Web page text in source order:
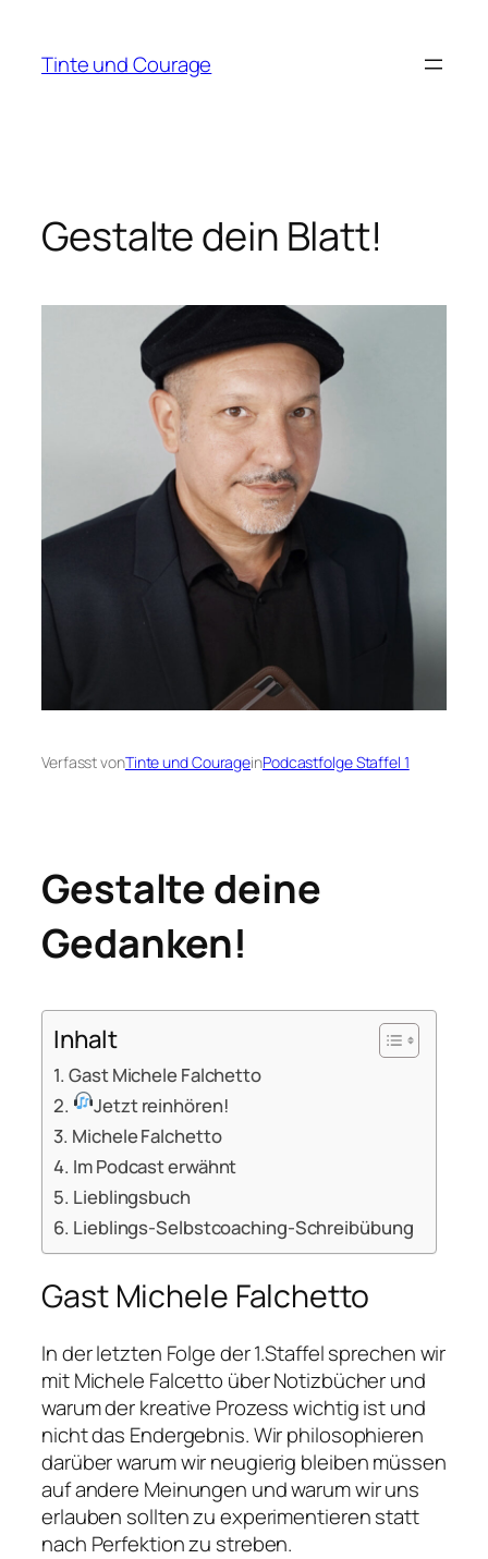
springen
Tinte und Courage
Gestalte dein Blatt!
Verfasst vonTinte und CourageinPodcastfolge Staffel 1
Gestalte deine
Gedanken!
Inhalt
Gast Michele Falchetto
Jetzt reinhören!
Michele Falchetto
Im Podcast erwähnt
Lieblingsbuch
Lieblings-Selbstcoaching-Schreibübung
Gast Michele Falchetto
In der letzten Folge der 1.Staffel sprechen wir
mit Michele Falcetto über Notizbücher und
warum der kreative Prozess wichtig ist und
nicht das Endergebnis. Wir philosophieren
darüber warum wir neugierig bleiben müssen
auf andere Meinungen und warum wir uns
erlauben sollten zu experimentieren statt
nach Perfektion zu streben.